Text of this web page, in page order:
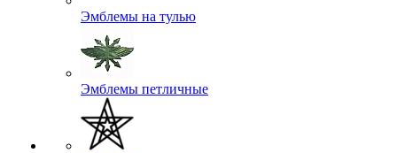
Эмблемы на тулью
Эмблемы петличные